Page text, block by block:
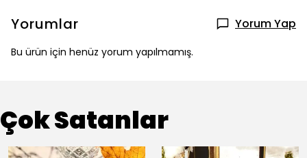
Yorumlar Yorum Yap
Bu ürün için henüz yorum yapılmamış.
Çok Satanlar